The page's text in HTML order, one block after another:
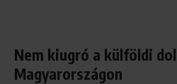
Nem kiugró a külföldi
Magyarországon